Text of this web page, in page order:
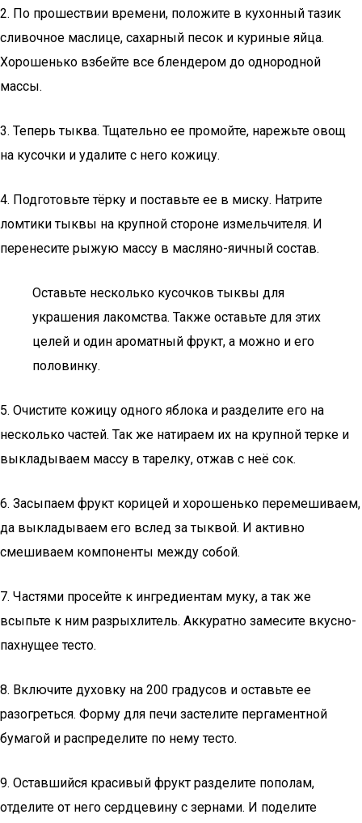
2. По прошествии времени, положите в кухонный тазик
сливочное маслице, сахарный песок и куриные яйца.
Хорошенько взбейте все блендером до однородной
массы.
3. Теперь тыква. Тщательно ее промойте, нарежьте овощ
на кусочки и удалите с него кожицу.
4. Подготовьте тёрку и поставьте ее в миску. Натрите
ломтики тыквы на крупной стороне измельчителя. И
перенесите рыжую массу в масляно-яичный состав.
Оставьте несколько кусочков тыквы для
украшения лакомства. Также оставьте для этих
целей и один ароматный фрукт, а можно и его
половинку.
5. Очистите кожицу одного яблока и разделите его на
несколько частей. Так же натираем их на крупной терке и
выкладываем массу в тарелку, отжав с неё сок.
6. Засыпаем фрукт корицей и хорошенько перемешиваем,
да выкладываем его вслед за тыквой. И активно
смешиваем компоненты между собой.
7. Частями просейте к ингредиентам муку, а так же
всыпьте к ним разрыхлитель. Аккуратно замесите вкусно-
пахнущее тесто.
8. Включите духовку на 200 градусов и оставьте ее
разогреться. Форму для печи застелите пергаментной
бумагой и распределите по нему тесто.
9. Оставшийся красивый фрукт разделите пополам,
отделите от него сердцевину с зернами. И поделите